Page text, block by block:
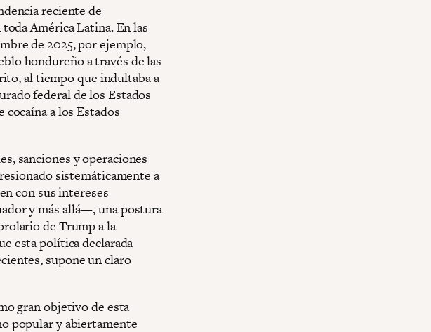
reciente de
América Latina. En las
de 2025, por ejemplo,
hondureño a través de las
al tiempo que indultaba a
federal de los Estados
a los Estados
sanciones y operaciones
sistemáticamente a
con sus intereses
y más allá—, una postura
de Trump a la
esta política declarada
supone un claro
gran objetivo de esta
popular y abiertamente